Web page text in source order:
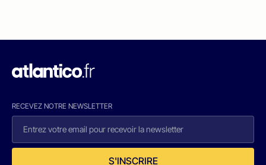
RECEVEZ NOTRE NEWSLETTER
S'INSCRIRE